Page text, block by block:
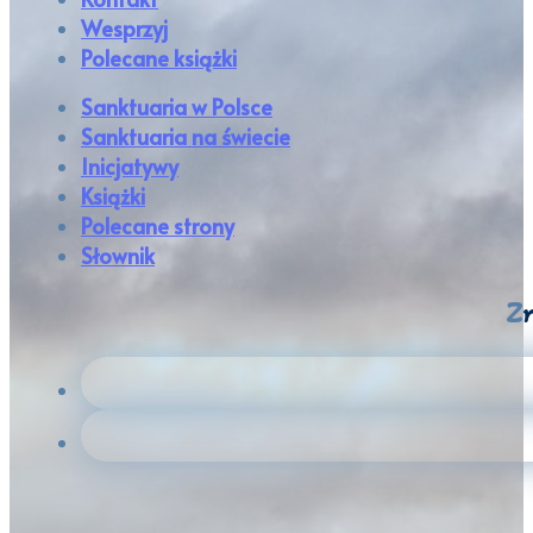
Wesprzyj
Polecane książki
Sanktuaria w Polsce
Sanktuaria na świecie
Inicjatywy
Książki
Polecane strony
Słownik